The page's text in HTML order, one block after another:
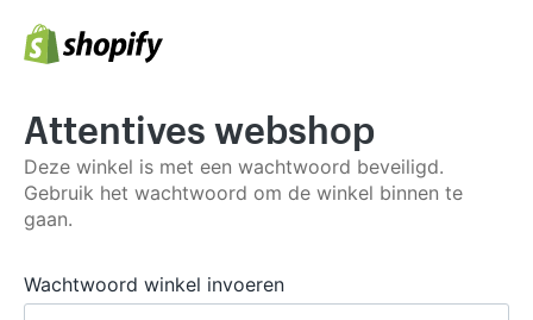
Attentives webshop
Deze winkel is met een wachtwoord beveiligd.
Gebruik het wachtwoord om de winkel binnen te
gaan.
Wachtwoord winkel invoeren